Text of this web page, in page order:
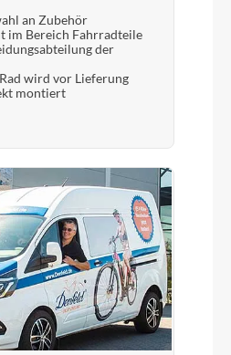
an Zubehör
im Bereich Fahrradteile
der
wird vor Lieferung
montiert